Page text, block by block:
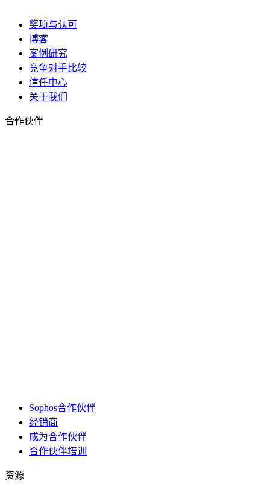
奖项与认可
博客
案例研究
竞争对手比较
信任中心
关于我们
合作伙伴
Sophos合作伙伴
经销商
成为合作伙伴
合作伙伴培训
资源